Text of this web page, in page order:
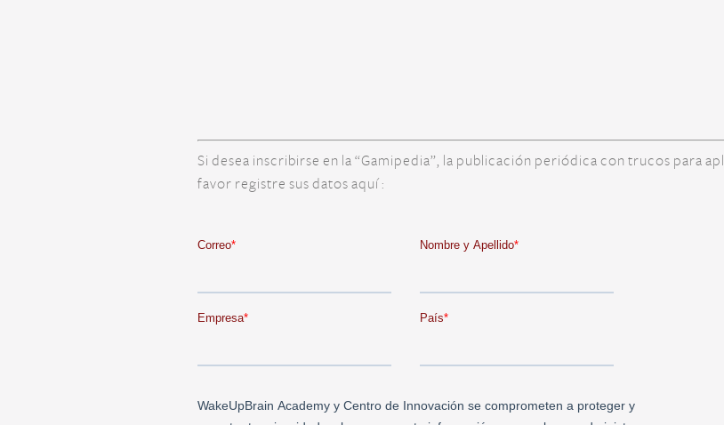
Si desea inscribirse en la “Gamipedia”, la publicación periódica con trucos para
favor registre sus datos aquí :